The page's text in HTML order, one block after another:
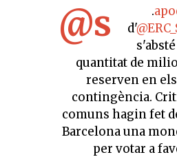
.
@s
d'
quantitat de
reserven en
contingència.
comuns hagin fet
Barcelona una
per votar a